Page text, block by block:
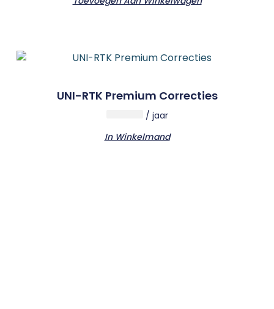
UNI-RTK Premium Correcties
/ jaar
In Winkelmand